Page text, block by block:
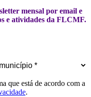
mensal por email e
e atividades da FLCMF.
que está de acordo com a
.